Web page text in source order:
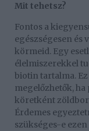
Mit tehetsz?
Fontos a
egészségesen és
körmeid. Egy
élelmiszerekkel
biotin tartalma.
megelőzhetők,
köretként
Érdemes
szükséges-e